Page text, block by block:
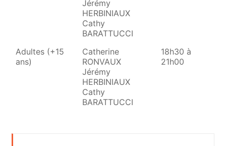
Jérémy
HERBINIAUX
Cathy
BARATTUCCI
Adultes (+15
ans)
Catherine
RONVAUX
Jérémy
HERBINIAUX
Cathy
BARATTUCCI
18h30 à
21h00